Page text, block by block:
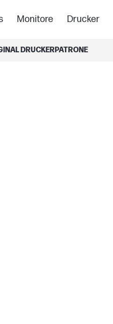
Monitore Drucker
DRUCKERPATRONE